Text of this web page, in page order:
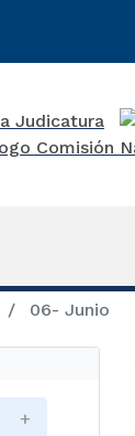
06- Junio